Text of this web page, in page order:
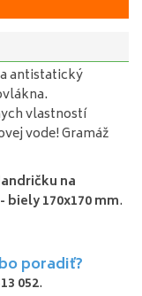
antistatický
vlastností
vode! Gramáž
na
170x170 mm.
poradiť?
052.